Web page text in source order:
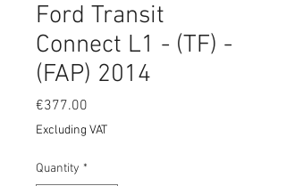
Ford Transit
Connect L1 - (TF) -
(FAP) 2014
€377.00
Excluding VAT
Quantity *